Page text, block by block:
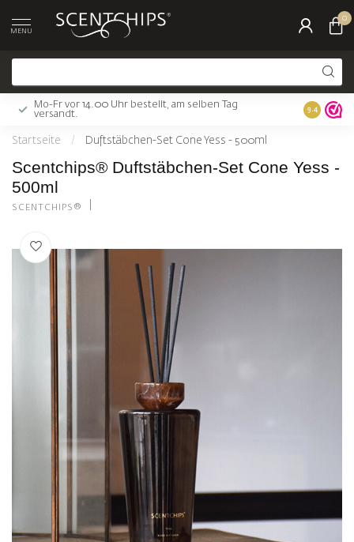
MENU
0
Mo-Fr vor 14.00 Uhr bestellt, am selben Tag
versandt.
Gratis
9.4
Startseite / Duftstäbchen-Set Cone Yess - 500ml
Scentchips® Duftstäbchen-Set Cone Yess -
500ml
SCENTCHIPS®